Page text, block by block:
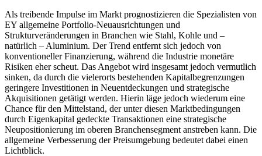
Als treibende Impulse im Markt prognostizieren die Spezialisten von
EY allgemeine Portfolio-Neuausrichtungen und
Strukturveränderungen in Branchen wie Stahl, Kohle und –
natürlich – Aluminium. Der Trend entfernt sich jedoch von
konventioneller Finanzierung, während die Industrie monetäre
Risiken eher scheut. Das Angebot wird insgesamt jedoch vermutlich
sinken, da durch die vielerorts bestehenden Kapitalbegrenzungen
geringere Investitionen in Neuentdeckungen und strategische
Akquisitionen getätigt werden. Hierin läge jedoch wiederum eine
Chance für den Mittelstand, der unter diesen Marktbedingungen
durch Eigenkapital gedeckte Transaktionen eine strategische
Neupositionierung im oberen Branchensegment anstreben kann. Die
allgemeine Verbesserung der Preisumgebung bedeutet dabei einen
Lichtblick.